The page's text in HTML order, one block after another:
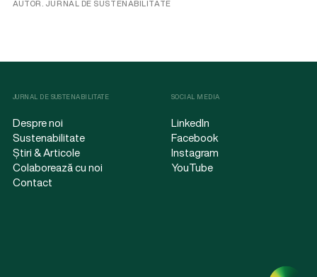
AUTOR. JURNAL DE SUSTENABILITATE
JURNAL DE SUSTENABILITATE
Despre noi
Sustenabilitate
Știri & Articole
Colaborează cu noi
Contact
SOCIAL MEDIA
LinkedIn
Facebook
Instagram
YouTube